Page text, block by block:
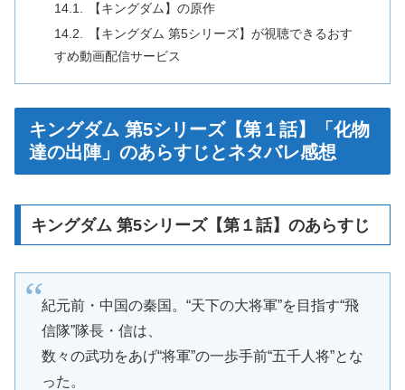
【キングダム】の原作
【キングダム 第5シリーズ】が視聴できるおす
すめ動画配信サービス
キングダム 第5シリーズ【第１話】「化物
達の出陣」のあらすじとネタバレ感想
キングダム 第5シリーズ【第１話】のあらすじ
紀元前・中国の秦国。“天下の大将軍”を目指す“飛
信隊”隊長・信は、
数々の武功をあげ“将軍”の一歩手前“五千人将”とな
った。